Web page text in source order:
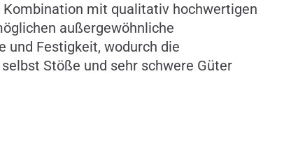
Kombination mit qualitativ hochwertigen
außergewöhnliche
und Festigkeit, wodurch die
Stöße und sehr schwere Güter